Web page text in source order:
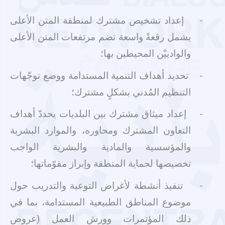
-
إعداد تشخيص مشترك لمنطقة المتن الأعلى
يشمل رقعةً واسعة تضم مرتفعات المتن الأعلى
والوادييْن المحيطين بها؛
-
تحديد أهداف التنمية المستدامة ووضع توجّهات
التنظيم المُدني بشكلٍ مشترك؛
-
إعداد ميثاق مشترك بين البلديات يحددّ أهداف
التعاون المشترك ومحاوره، والموارد البشرية
والمؤسسية والمادية والبشرية الواجب
تخصيصها لحماية المنطقة وإبراز مقوّماتها؛
-
تنفيذ أنشطة لأغراض التوعية والتدريب حول
موضوع المناطق الطبيعية المستدامة، بما في
ذلك المؤتمرات وورش العمل (عروض